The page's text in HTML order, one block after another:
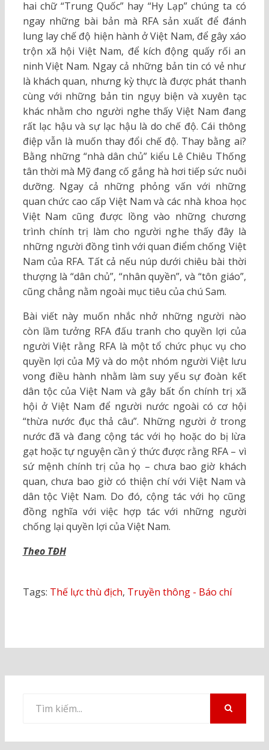
hai chữ “Trung Quốc” hay “Hy Lạp” chúng ta có
ngay những bài bản mà RFA sản xuất để đánh
lung lay chế độ hiện hành ở Việt Nam, để gây xáo
trộn xã hội Việt Nam, để kích động quấy rối an
ninh Việt Nam. Ngay cả những bản tin có vẻ như
là khách quan, nhưng kỳ thực là được phát thanh
cùng với những bản tin ngụy biện và xuyên tạc
khác nhằm cho người nghe thấy Việt Nam đang
rất lạc hậu và sự lạc hậu là do chế độ. Cái thông
điệp vẫn là muốn thay đổi chế độ. Thay bằng ai?
Bằng những “nhà dân chủ” kiểu Lê Chiêu Thống
tân thời mà Mỹ đang cố gắng hà hơi tiếp sức nuôi
dưỡng. Ngay cả những phỏng vấn với những
quan chức cao cấp Việt Nam và các nhà khoa học
Việt Nam cũng được lồng vào những chương
trình chính trị làm cho người nghe thấy đây là
những người đồng tình với quan điểm chống Việt
Nam của RFA. Tất cả nếu núp dưới chiêu bài thời
thượng là “dân chủ”, “nhân quyền”, và “tôn giáo”,
cũng chẳng nằm ngoài mục tiêu của chú Sam.
Bài viết này muốn nhắc nhở những người nào
còn lầm tưởng RFA đấu tranh cho quyền lợi của
người Việt rằng RFA là một tổ chức phục vụ cho
quyền lợi của Mỹ và do một nhóm người Việt lưu
vong điều hành nhằm làm suy yếu sự đoàn kết
dân tộc của Việt Nam và gây bất ổn chính trị xã
hội ở Việt Nam để người nước ngoài có cơ hội
“thừa nước đục thả câu”. Những người ở trong
nước đã và đang cộng tác với họ hoặc do bị lừa
gạt hoặc tự nguyện cần ý thức được rằng RFA – vì
sứ mệnh chính trị của họ – chưa bao giờ khách
quan, chưa bao giờ có thiện chí với Việt Nam và
dân tộc Việt Nam. Do đó, cộng tác với họ cũng
đồng nghĩa với việc hợp tác với những người
chống lại quyền lợi của Việt Nam.
Theo TĐH
Tags: Thế lực thù địch, Truyền thông - Báo chí
kiếm